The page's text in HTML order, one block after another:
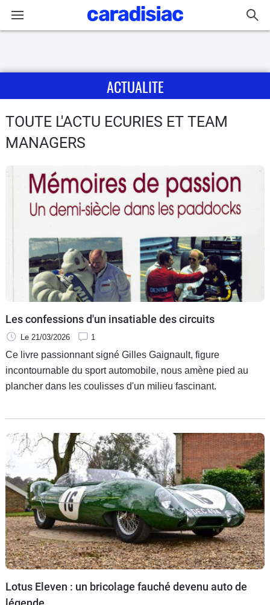
Actu
Essais
Guide
d'achat
Utilitaires
Flottes
Services
Forum
Moto
ACTUALITE
TOUTE L'ACTU ECURIES ET TEAM
MANAGERS
Les confessions d'un insatiable des circuits
Le 21/03/2026 1
Ce livre passionnant signé Gilles Gaignault, figure
incontournable du sport automobile, nous amène pied au
plancher dans les coulisses d'un milieu fascinant.
Lotus Eleven : un bricolage fauché devenu auto de